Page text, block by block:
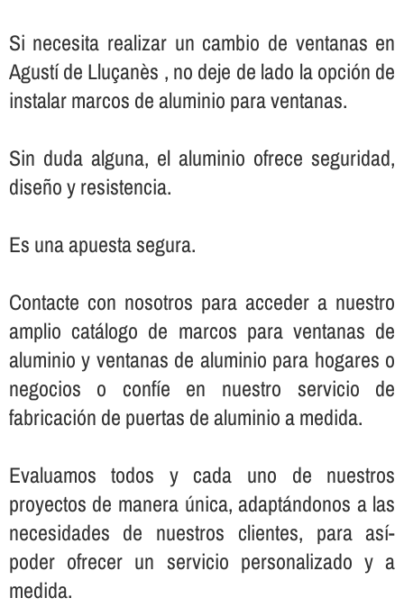
Si necesita realizar un cambio de ventanas en
Agustí de Lluçanès , no deje de lado la opción de
instalar marcos de aluminio para ventanas.
Sin duda alguna, el aluminio ofrece seguridad,
diseño y resistencia.
Es una apuesta segura.
Contacte con nosotros para acceder a nuestro
amplio catálogo de marcos para ventanas de
aluminio y ventanas de aluminio para hogares o
negocios o confí­e en nuestro servicio de
fabricación de puertas de aluminio a medida.
Evaluamos todos y cada uno de nuestros
proyectos de manera única, adaptándonos a las
necesidades de nuestros clientes, para así­
poder ofrecer un servicio personalizado y a
medida.